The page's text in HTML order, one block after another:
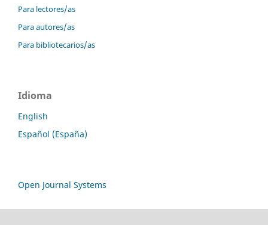
Para lectores/as
Para autores/as
Para bibliotecarios/as
Idioma
English
Español (España)
Open Journal Systems